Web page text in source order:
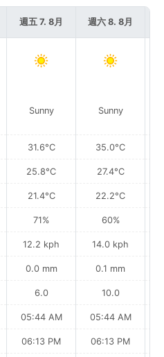
週五 7. 8月
Sunny
31.6°C
25.8°C
21.4°C
71%
12.2 kph
0.0 mm
6.0
05:44 AM
06:13 PM
週六 8. 8月
Sunny
35.0°C
27.4°C
22.2°C
60%
14.0 kph
0.1 mm
10.0
05:44 AM
06:13 PM